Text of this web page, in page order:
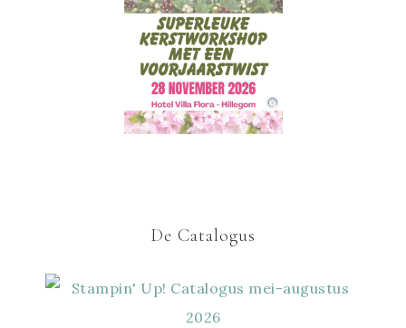
De Catalogus